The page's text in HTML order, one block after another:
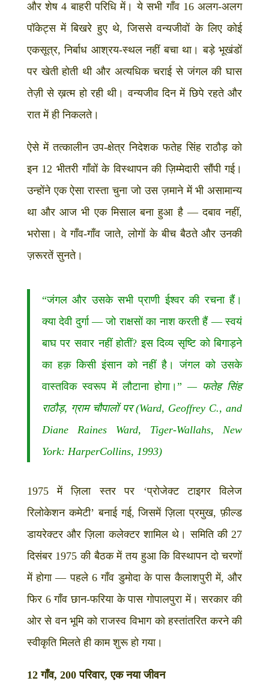
और शेष 4 बाहरी परिधि में। ये सभी गाँव 16 अलग-अलग
पॉकेट्स में बिखरे हुए थे, जिससे वन्यजीवों के लिए कोई
एकसूत्र, निर्बाध आश्रय-स्थल नहीं बचा था। बड़े भूखंडों
पर खेती होती थी और अत्यधिक चराई से जंगल की घास
तेज़ी से ख़त्म हो रही थी। वन्यजीव दिन में छिपे रहते और
रात में ही निकलते।
ऐसे में तत्कालीन उप-क्षेत्र निदेशक फतेह सिंह राठौड़ को
इन 12 भीतरी गाँवों के विस्थापन की ज़िम्मेदारी सौंपी गई।
उन्होंने एक ऐसा रास्ता चुना जो उस ज़माने में भी असामान्य
था और आज भी एक मिसाल बना हुआ है — दबाव नहीं,
भरोसा। वे गाँव-गाँव जाते, लोगों के बीच बैठते और उनकी
ज़रूरतें सुनते।
“जंगल और उसके सभी प्राणी ईश्वर की रचना हैं।
क्या देवी दुर्गा — जो राक्षसों का नाश करती हैं — स्वयं
बाघ पर सवार नहीं होतीं? इस दिव्य सृष्टि को बिगाड़ने
का हक़ किसी इंसान को नहीं है। जंगल को उसके
वास्तविक स्वरूप में लौटाना होगा।”— फतेह सिंह
राठौड़, ग्राम चौपालों पर (Ward, Geoffrey C., and
Diane Raines Ward, Tiger-Wallahs, New
York: HarperCollins, 1993)
1975 में ज़िला स्तर पर ‘प्रोजेक्ट टाइगर विलेज
रिलोकेशन कमेटी’ बनाई गई, जिसमें ज़िला प्रमुख, फ़ील्ड
डायरेक्टर और ज़िला कलेक्टर शामिल थे। समिति की 27
दिसंबर 1975 की बैठक में तय हुआ कि विस्थापन दो चरणों
में होगा — पहले 6 गाँव डुमोदा के पास कैलाशपुरी में, और
फिर 6 गाँव छान-फरिया के पास गोपालपुरा में। सरकार की
ओर से वन भूमि को राजस्व विभाग को हस्तांतरित करने की
स्वीकृति मिलते ही काम शुरू हो गया।
12 गाँव, 200 परिवार, एक नया जीवन